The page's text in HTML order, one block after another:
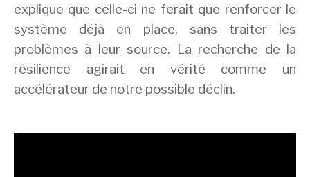
explique que celle-ci ne ferait que renforcer le
système déjà en place, sans traiter les
problèmes à leur source. La recherche de la
résilience agirait en vérité comme un
accélérateur de notre possible déclin.